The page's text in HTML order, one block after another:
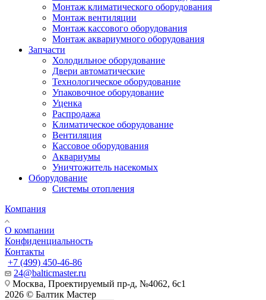
Монтаж климатического оборудования
Монтаж вентиляции
Монтаж кассового оборудования
Монтаж аквариумного оборудования
Запчасти
Холодильное оборудование
Двери автоматические
Технологическое оборудование
Упаковочное оборудование
Уценка
Распродажа
Климатическое оборудование
Вентиляция
Кассовое оборудования
Аквариумы
Уничтожитель насекомых
Оборудование
Системы отопления
Компания
О компании
Конфиденциальность
Контакты
+7 (499) 450-46-86
24@balticmaster.ru
Москва, Проектируемый пр-д, №4062, 6с1
2026 © Балтик Мастер